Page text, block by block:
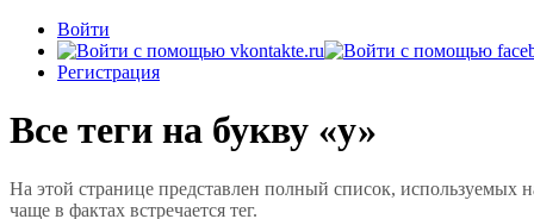
Войти
Регистрация
Все теги на букву «у»
На этой странице представлен полный список, используемых
чаще в фактах встречается тег.